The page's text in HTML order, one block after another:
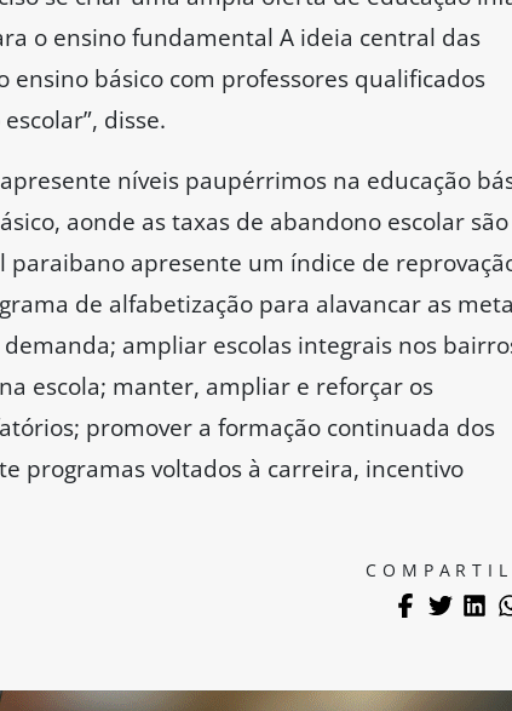
o ensino fundamental A ideia central das
básico com professores qualificados
disse.
níveis paupérrimos na educação
aonde as taxas de abandono escolar são
paraibano apresente um índice de
de alfabetização para alavancar as
ampliar escolas integrais nos
escola; manter, ampliar e reforçar os
promover a formação continuada dos
programas voltados à carreira, incentivo